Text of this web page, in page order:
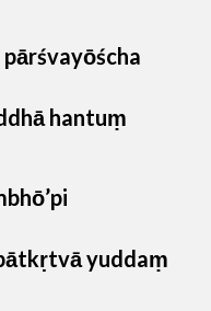
hantuṃ
yuddaṃ